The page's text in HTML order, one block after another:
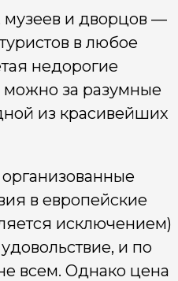
и дворцов —
в любое
недорогие
можно за разумные
из красивейших
организованные
в европейские
исключением)
и по
всем. Однако цена